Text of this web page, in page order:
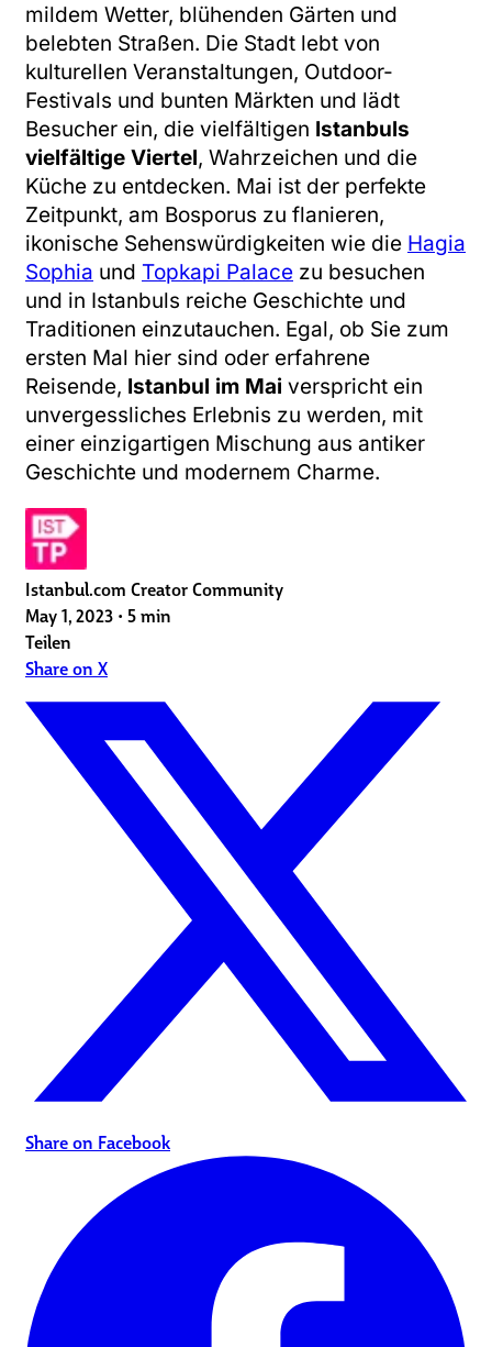
mildem Wetter, blühenden Gärten und
belebten Straßen. Die Stadt lebt von
kulturellen Veranstaltungen, Outdoor-
Festivals und bunten Märkten und lädt
Besucher ein, die vielfältigen Istanbuls
vielfältige Viertel, Wahrzeichen und die
Küche zu entdecken. Mai ist der perfekte
Zeitpunkt, am Bosporus zu flanieren,
ikonische Sehenswürdigkeiten wie die Hagia
Sophia und Topkapi Palace zu besuchen
und in Istanbuls reiche Geschichte und
Traditionen einzutauchen. Egal, ob Sie zum
ersten Mal hier sind oder erfahrene
Reisende, Istanbul im Mai verspricht ein
unvergessliches Erlebnis zu werden, mit
einer einzigartigen Mischung aus antiker
Geschichte und modernem Charme.
Istanbul.com Creator Community
May 1, 2023 • 5 min
Teilen
Share on X
Share on Facebook